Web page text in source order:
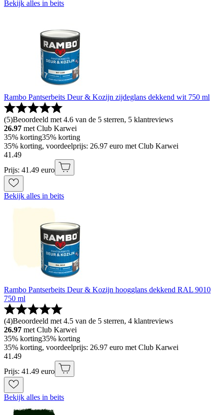
Bekijk alles in beits
Rambo Pantserbeits Deur & Kozijn zijdeglans dekkend wit 750 ml
(5)Beoordeeld met 4.6 van de 5 sterren, 5 klantreviews
26.97 met Club Karwei
35% korting35% korting
35% korting, voordeelprijs: 26.97 euro met Club Karwei
41 .49
Prijs: 41.49 euro
Bekijk alles in beits
Rambo Pantserbeits Deur & Kozijn hoogglans dekkend RAL 9010
750 ml
(4)Beoordeeld met 4.5 van de 5 sterren, 4 klantreviews
26.97 met Club Karwei
35% korting35% korting
35% korting, voordeelprijs: 26.97 euro met Club Karwei
41 .49
Prijs: 41.49 euro
Bekijk alles in beits